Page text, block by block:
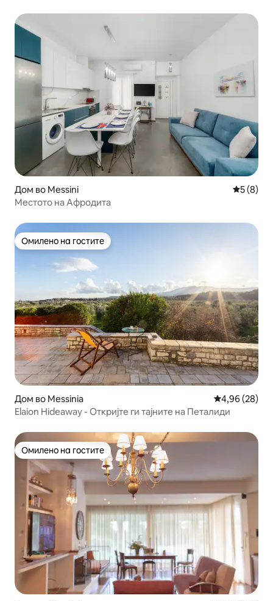
Дом во Messini
5 (8)
Местото на Афродита
Омилено на гостите
Омилено на гостите
Дом во Messinia Просечна
4,96 (28)
Elaion Hideaway - Откријте ги тајните на Петалиди
Омилено на гостите
Омилено на гостите